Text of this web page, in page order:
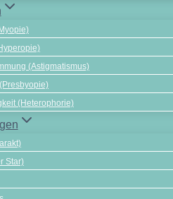
(Astigmatismus)
(Heterophorie)
Star)